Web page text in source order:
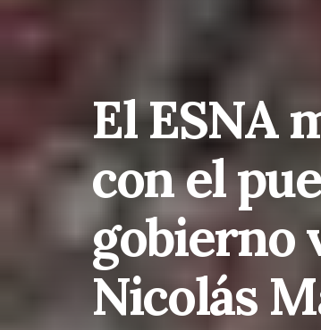
El ESNA
con el
gobierno
Nicolás